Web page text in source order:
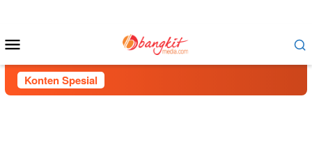
Mobile
Konten Spesial